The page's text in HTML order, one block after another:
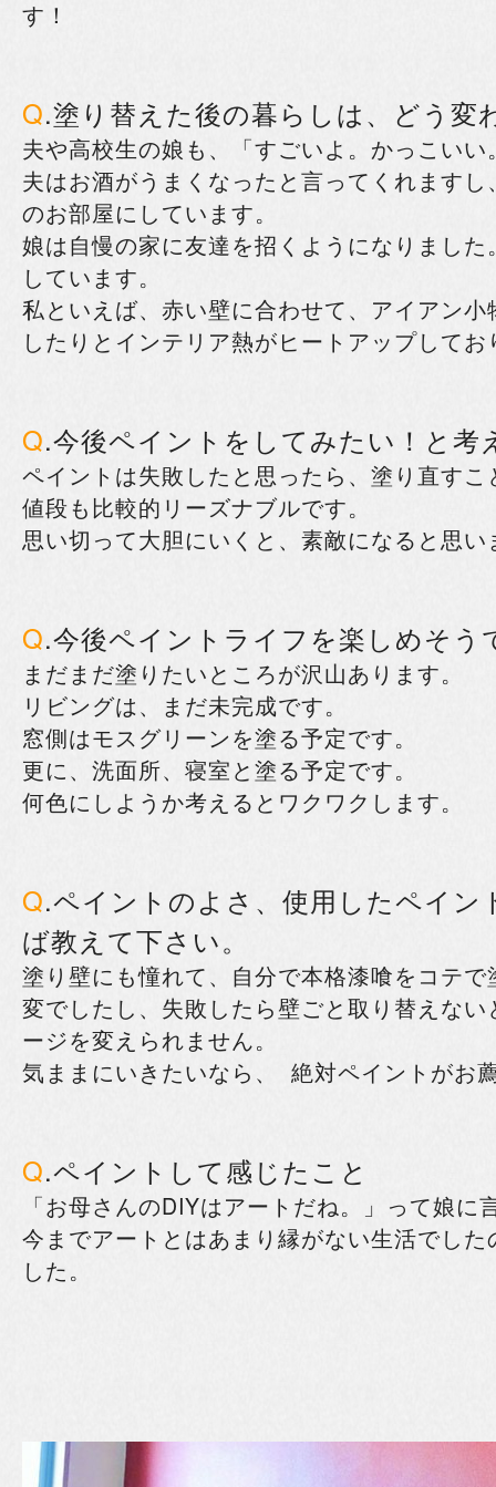
す！
Q.塗り替えた後の暮らしは、どう変
夫や高校生の娘も、「すごいよ。かっこい
夫はお酒がうまくなったと言ってくれます
のお部屋にしています。
娘は自慢の家に友達を招くようになりまし
しています。
私といえば、赤い壁に合わせて、アイアン
したりとインテリア熱がヒートアップして
Q.今後ペイントをしてみたい！と考
ペイントは失敗したと思ったら、塗り直す
値段も比較的リーズナブルです。
思い切って大胆にいくと、素敵になると思い
Q.今後ペイントライフを楽しめそう
まだまだ塗りたいところが沢山あります。
リビングは、まだ未完成です。
窓側はモスグリーンを塗る予定です。
更に、洗面所、寝室と塗る予定です。
何色にしようか考えるとワクワクします。
Q.ペイントのよさ、使用したペイ
ば教えて下さい。
塗り壁にも憧れて、自分で本格漆喰をコテ
変でしたし、失敗したら壁ごと取り替えな
ージを変えられません。
気ままにいきたいなら、 絶対ペイントがお
Q.ペイントして感じたこと
「お母さんのDIYはアートだね。」って娘に
今までアートとはあまり縁がない生活でし
した。